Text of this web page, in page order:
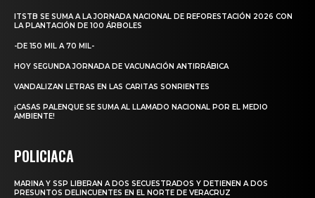
ITSTB SE SUMA A LA JORNADA NACIONAL DE REFORESTACIÓN 2026 CON
LA PLANTACIÓN DE 100 ÁRBOLES
-DE 150 MIL A 70 MIL-
HOY SEGUNDA JORNADA DE VACUNACIÓN ANTIRRÁBICA
VANDALIZAN LETRAS EN LAS CARITAS SONRIENTES
¡CASAS PALENQUE SE SUMA AL LLAMADO NACIONAL POR EL MEDIO
AMBIENTE!
POLICIACA
MARINA Y SSP LIBERAN A DOS SECUESTRADOS Y DETIENEN A DOS
PRESUNTOS DELINCUENTES EN EL NORTE DE VERACRUZ